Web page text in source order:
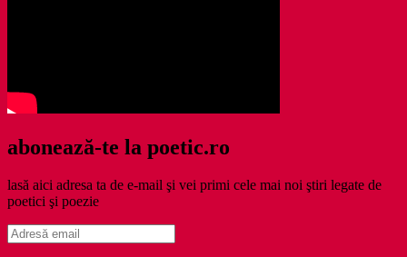
abonează-te la poetic.ro
lasă aici adresa ta de e-mail şi vei primi cele mai noi ştiri legate de
poetici şi poezie
Adresă
email